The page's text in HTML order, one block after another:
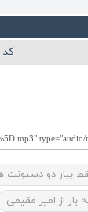
کد
یبار دو دستونت
بار از امیر مقیمی